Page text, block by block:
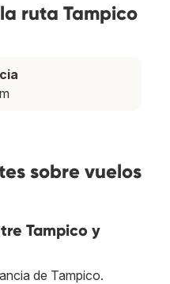
ruta Tampico
sobre vuelos
Tampico y
de Tampico.